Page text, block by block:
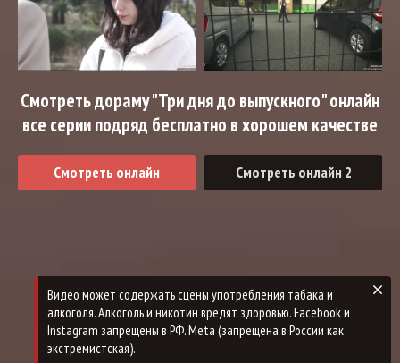
Смотреть дораму "Три дня до выпускного" онлайн
все серии подряд бесплатно в хорошем качестве
Смотреть онлайн Смотреть онлайн 2